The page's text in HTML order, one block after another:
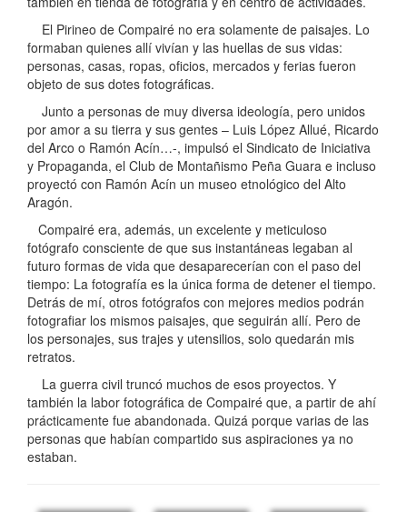
El Pirineo de Compairé no era solamente de paisajes. Lo
formaban quienes allí vivían y las huellas de sus vidas:
personas, casas, ropas, oficios, mercados y ferias fueron
objeto de sus dotes fotográficas.
Junto a personas de muy diversa ideología, pero unidos
por amor a su tierra y sus gentes – Luis López Allué, Ricardo
del Arco o Ramón Acín…-, impulsó el Sindicato de Iniciativa
y Propaganda, el Club de Montañismo Peña Guara e incluso
proyectó con Ramón Acín un museo etnológico del Alto
Aragón.
Compairé era, además, un excelente y meticuloso
fotógrafo consciente de que sus instantáneas legaban al
futuro formas de vida que desaparecerían con el paso del
tiempo: La fotografía es la única forma de detener el tiempo.
Detrás de mí, otros fotógrafos con mejores medios podrán
fotografiar los mismos paisajes, que seguirán allí. Pero de
los personajes, sus trajes y utensilios, solo quedarán mis
retratos.
La guerra civil truncó muchos de esos proyectos. Y
también la labor fotográfica de Compairé que, a partir de ahí
prácticamente fue abandonada. Quizá porque varias de las
personas que habían compartido sus aspiraciones ya no
estaban.